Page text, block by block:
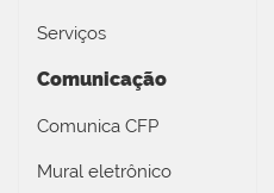
Serviços
Comunicação
Comunica CFP
Mural eletrônico